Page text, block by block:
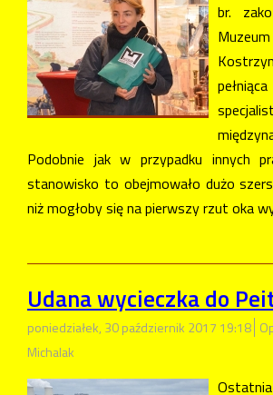
br.
Podobnie jak w przypadku innych
stanowisko to obejmowało dużo
niż mogłoby się na pierwszy rzut oka
Udana wycieczka do
poniedziałek, 30 październik 2017 19:18
Michalak